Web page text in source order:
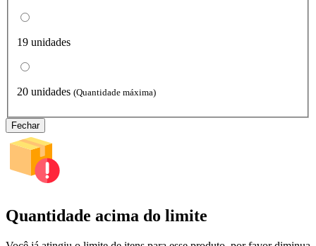
19 unidades
20 unidades (Quantidade máxima)
Fechar
Quantidade acima do limite